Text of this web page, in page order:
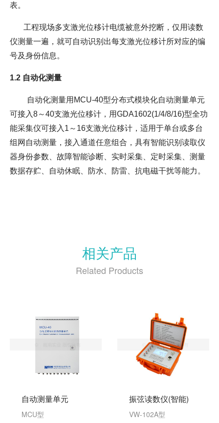
表。
工程现场多支激光位移计电缆被意外挖断，仅用读数
仪测量一遍，就可自动识别出每支激光位移计所对应的编
号及身份信息。
1.2 自动化测量
自动化测量用MCU-40型分布式模块化自动测量单元
可接入8～40支激光位移计 ，用GDA1602(1/4/8/16)型全功
能采集仪可接入1～16支激光位移计 ，适用于单台或多台
组网自动测量，接入通道任意组合，具有智能识别读取仪
器身份参数、故障智能诊断、实时采集、定时采集、测量
数据存贮、自动休眠、防水、防雷、抗电磁干扰等能力。
相关产品
Related Products
自动测量单元
MCU型
振弦读数仪(智能)
VW-102A型